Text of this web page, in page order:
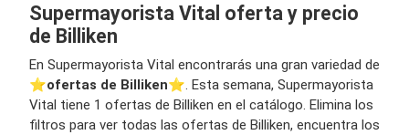
Supermayorista Vital oferta y precio
de Billiken
En Supermayorista Vital encontrarás una gran variedad de
⭐️ofertas de Billiken⭐️. Esta semana, Supermayorista
Vital tiene 1 ofertas de Billiken en el catálogo. Elimina los
filtros para ver todas las ofertas de Billiken, encuentra los